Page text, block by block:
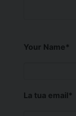
Your Name*
La tua email*